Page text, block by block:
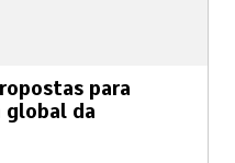
para
global da